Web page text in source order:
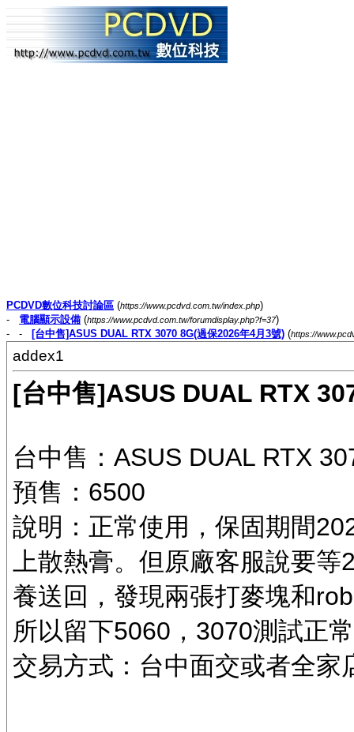
PCDVD數位科技討論區 (https://www.pcdvd.com.tw/index.php)
- 電腦顯示設備 (https://www.pcdvd.com.tw/forumdisplay.php?f=37)
- -
[台中售]ASUS DUAL RTX 3070 8G(過保2026年4月3號) (https://
addex1
[台中售]ASUS DUAL RTX
台中售：ASUS DUAL RTX
預售：6500
說明：正常使用，保固期間
上散熱膏。但原廠客服說要
養送回，發現兩張打麥塊和
所以留下5060，3070測試正
交易方式：台中面交或者全